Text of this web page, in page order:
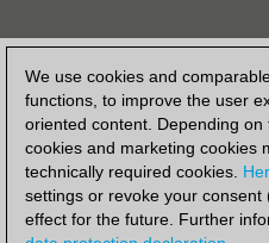
We use cookies and
functions, to improve the user
oriented content. Depending
cookies and marketing cookies
technically required cookies.
settings or revoke your consent
effect for the future. Further
FORMA DE PAGO